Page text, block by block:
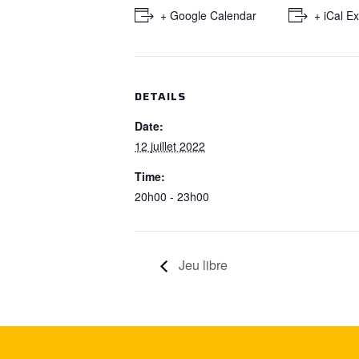
+ Google Calendar + iCal
DETAILS
Date:
12 juillet 2022
Time:
20h00 - 23h00
Jeu libre